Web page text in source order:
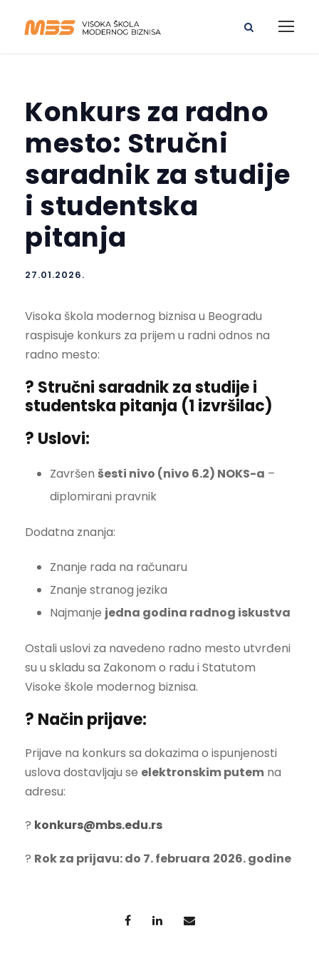
Konkurs za radno
mesto: Stručni
saradnik za studije
i studentska
pitanja
27.01.2026.
Visoka škola modernog biznisa u Beogradu
raspisuje konkurs za prijem u radni odnos na
radno mesto:
? Stručni saradnik za studije i
studentska pitanja (1 izvršilac)
? Uslovi:
Završen šesti nivo (nivo 6.2) NOKS-a –
diplomirani pravnik
Dodatna znanja:
Znanje rada na računaru
Znanje stranog jezika
Najmanje jedna godina radnog iskustva
Ostali uslovi za navedeno radno mesto utvrđeni
su u skladu sa Zakonom o radu i Statutom
Visoke škole modernog biznisa.
? Način prijave:
Prijave na konkurs sa dokazima o ispunjenosti
uslova dostavljaju se elektronskim putem na
adresu:
? konkurs@mbs.edu.rs
? Rok za prijavu: do 7. februara 2026. godine